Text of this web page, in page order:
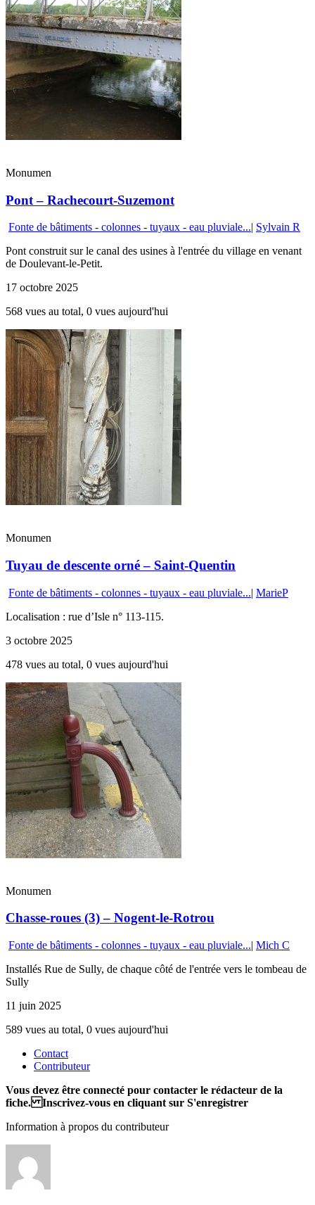
Monumen
Pont – Rachecourt-Suzemont
Fonte de bâtiments - colonnes - tuyaux - eau pluviale...| Sylvain R
Pont construit sur le canal des usines à l'entrée du village en venant
de Doulevant-le-Petit.
17 octobre 2025
568 vues au total, 0 vues aujourd'hui
Monumen
Tuyau de descente orné – Saint-Quentin
Fonte de bâtiments - colonnes - tuyaux - eau pluviale...| MarieP
Localisation : rue d’Isle n° 113-115.
3 octobre 2025
478 vues au total, 0 vues aujourd'hui
Monumen
Chasse-roues (3) – Nogent-le-Rotrou
Fonte de bâtiments - colonnes - tuyaux - eau pluviale...| Mich C
Installés Rue de Sully, de chaque côté de l'entrée vers le tombeau de
Sully
11 juin 2025
589 vues au total, 0 vues aujourd'hui
Contact
Contributeur
Vous devez être connecté pour contacter le rédacteur de la
fiche. Inscrivez-vous en cliquant sur S'enregistrer
Information à propos du contributeur